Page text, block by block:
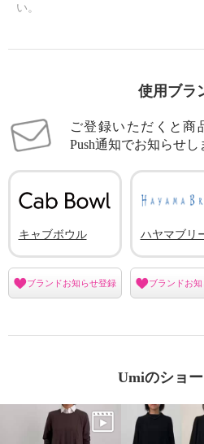
い。
使用ブラ
ご登録いただくと商
Push通知でお知らせし
キャブボウル
ブランドお知らせ登録
ハヤマブリ
ブランドお
Umiのショ